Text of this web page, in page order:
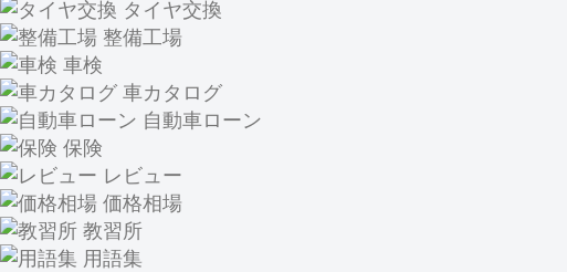
タイヤ交換
整備工場
車検
車カタログ
自動車ローン
保険
レビュー
価格相場
教習所
用語集